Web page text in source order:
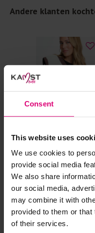
Consent
This website uses
We use cookies to
provide social media
We also share
our social media,
may combine it with
provided to them or
of their services.
Selecteer het wasgoed
Gebreide
Allereerst: stel het
Was in de
Was zo koud mogelijk.
kledingstuk indien
Strijkijzer/
Kledingstukken met
van het strijkijzer en/of
spijkerbroeken is elastine
Andere klanten
Pom Amsterdam
Reversible gilet
€ 169,00